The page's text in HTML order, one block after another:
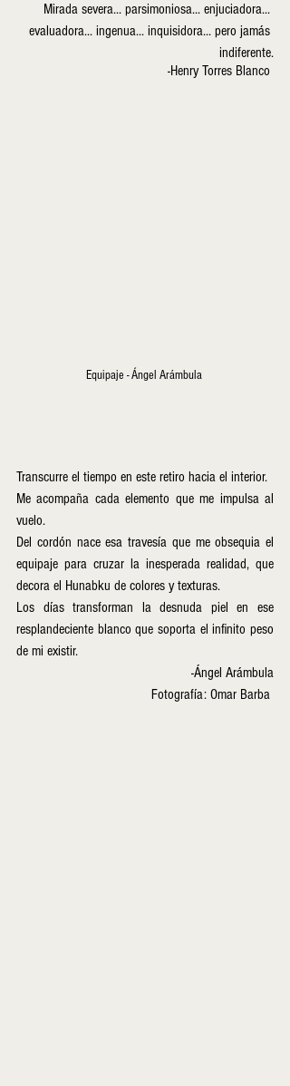
Mirada severa... parsimoniosa... enjuciadora...
evaluadora... ingenua... inquisidora... pero jamás
indiferente.
    -Henry Torres Blanco
Equipaje - Ángel Arámbula
Transcurre el tiempo en este retiro hacia el interior.
Me acompaña cada elemento que me impulsa al
vuelo.
Del cordón nace esa travesía que me obsequia el
equipaje para cruzar la inesperada realidad, que
decora el Hunabku de colores y texturas.
Los días transforman la desnuda piel en ese
resplandeciente blanco que soporta el infinito peso
de mi existir.
     -Ángel Arámbula
Fotografía: Omar Barba